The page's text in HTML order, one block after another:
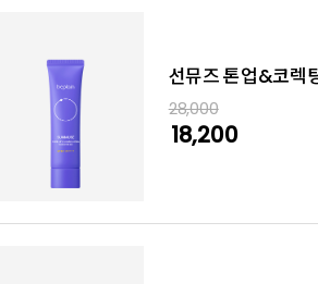
선뮤즈 톤업&코렉
28,000
18,200